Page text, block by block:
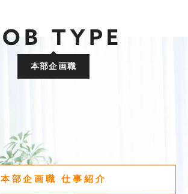
本部企画職
本部企画職 仕事紹介